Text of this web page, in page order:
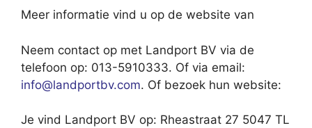
Meer informatie vind u op de website van
Neem contact op met Landport BV via de
telefoon op: 013-5910333. Of via email:
info@landportbv.com. Of bezoek hun website:
Je vind Landport BV op: Rheastraat 27 5047 TL